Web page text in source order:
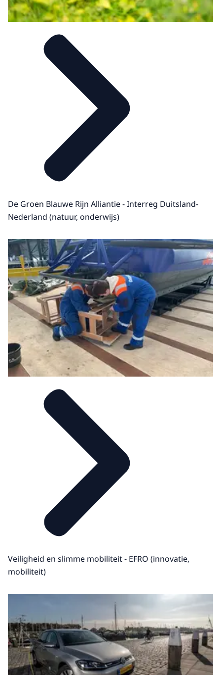
De Groen Blauwe Rijn Alliantie - Interreg Duitsland-
Nederland (natuur, onderwijs)
Veiligheid en slimme mobiliteit - EFRO (innovatie,
mobiliteit)